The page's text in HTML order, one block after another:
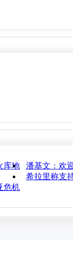
库地
潘基文：欢
希拉里称支
危机